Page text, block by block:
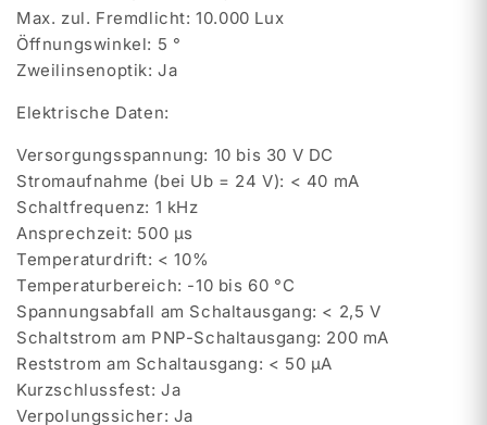
Max. zul. Fremdlicht: 10.000 Lux
Öffnungswinkel: 5 °
Zweilinsenoptik: Ja
Elektrische Daten:
Versorgungsspannung: 10 bis 30 V DC
Stromaufnahme (bei Ub = 24 V): < 40 mA
Schaltfrequenz: 1 kHz
Ansprechzeit: 500 µs
Temperaturdrift: < 10%
Temperaturbereich: -10 bis 60 °C
Spannungsabfall am Schaltausgang: < 2,5 V
Schaltstrom am PNP-Schaltausgang: 200 mA
Reststrom am Schaltausgang: < 50 µA
Kurzschlussfest: Ja
Verpolungssicher: Ja